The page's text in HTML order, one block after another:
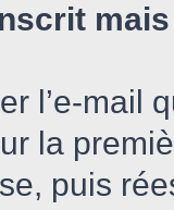
l’e-mail
la
puis